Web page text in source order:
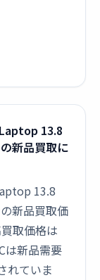
13.8
新品買取に
13.8
新品買取価
取価格は
は新品需要
れていま